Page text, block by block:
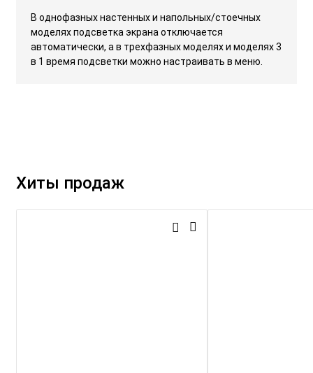
В однофазных настенных и напольных/стоечных
моделях подсветка экрана отключается
автоматически, а в трехфазных моделях и моделях 3
в 1 время подсветки можно настраивать в меню.
Хиты продаж